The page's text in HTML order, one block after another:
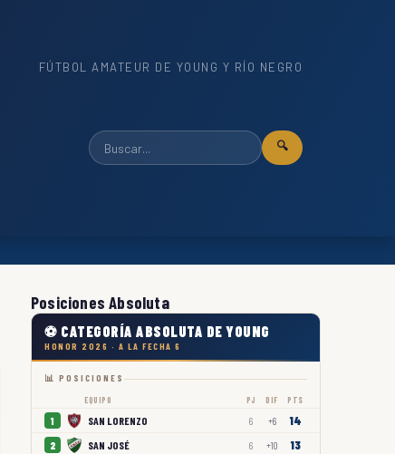
FÚTBOL AMATEUR DE YOUNG Y RÍO NEGRO
🔍
Posiciones Absoluta
⚽ CATEGORÍA ABSOLUTA DE YOUNG
HONOR 2026 · A LA FECHA 6
📊 POSICIONES
EQUIPO PJ DIF PTS
1 SAN LORENZO 6 +6 14
2 SAN JOSÉ 6 +10 13